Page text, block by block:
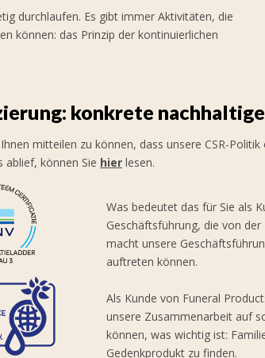
durchlaufen. Es gibt immer Aktivitäten, die
können: das Prinzip der kontinuierlichen
konkrete
mitteilen zu können, dass unsere CSR-
ablief, können Sie hier lesen.
Was bedeutet das für Sie als
Geschäftsführung, die von
macht unsere
auftreten können.
Als Kunde von Funeral
unsere Zusammenarbeit auf
können, was wichtig ist:
Gedenkprodukt zu finden.